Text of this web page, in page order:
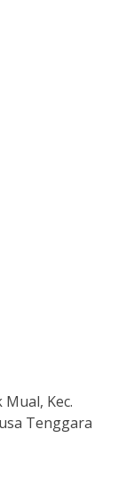
Mual, Kec.
Tenggara